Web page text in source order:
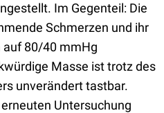
Im Gegenteil: Die
Schmerzen und ihr
auf 80/40 mmHg
Masse ist trotz des
unverändert tastbar.
Untersuchung